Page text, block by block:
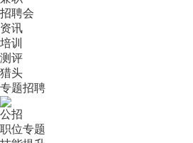
招聘会
资讯
培训
测评
猎头
专题招聘
公招
职位专题